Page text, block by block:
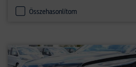
Összehasonlítom